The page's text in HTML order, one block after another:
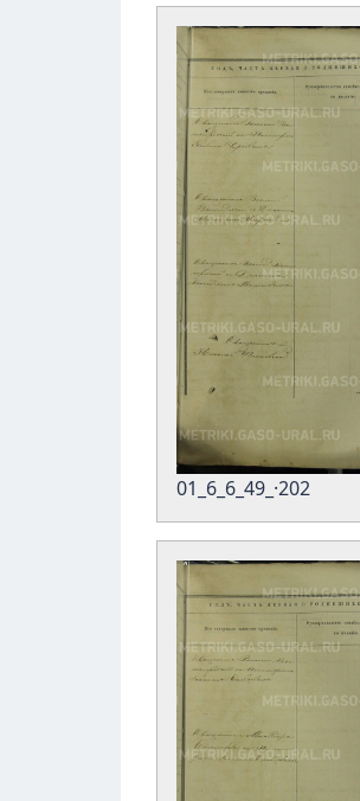
01_6_6_49_·202